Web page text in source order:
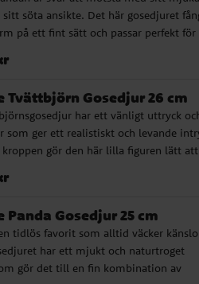
hög kvalitet ✔️ Godkänd för spädbarn
✔️ Storlek: 26 cm
söta ansikte. Det här gosedjuret
på ett fint sätt och passar perfekt för
genomarbetade designen och den
något som känns både
✔️ Naturtroget gosedjur med hög
för spädbarn från 0 månader ✔️
kr
Tvättbjörn Gosedjur 26 cm
har ett vänligt uttryck
som ger ett realistiskt och levande
gör den här lilla figuren lätt att
med lite mer karaktär, perfekt
till barnrummet. ✔️ Naturtroget
hög kvalitet ✔️ Godkänd för spädbarn
✔️ Storlek: 26 cm
kr
Panda Gosedjur 25 cm
tidlös favorit som alltid väcker
har ett mjukt och naturtroget
gör det till en fin kombination av